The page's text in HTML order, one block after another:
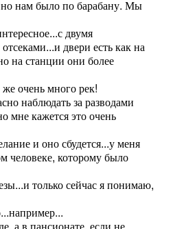
нам было по барабану. Мы
двумя
двери есть как на
на станции они более
очень много рек!
наблюдать за разводами
мне кажется это очень
и оно сбудется...у меня
которому было
только сейчас я понимаю,